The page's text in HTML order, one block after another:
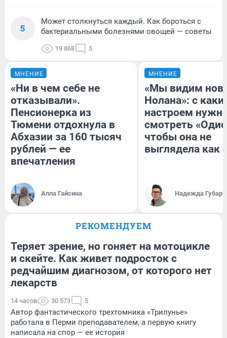
5
Может столкнуться каждый. Как бороться с
бактериальными болезнями овощей — советы
19 868 5
МНЕНИЕ
«Ни в чем себе не
отказывали».
Пенсионерка из
Тюмени отдохнула в
Абхазии за 160 тысяч
рублей — ее
впечатления
Алла Гайсина
МНЕНИЕ
«Мы видим
Нолана»: с
настроем
смотреть
чтобы она не
выглядела как
Надежда Губарь
РЕКОМЕНДУЕМ
Теряет зрение, но гоняет на мотоцикле
и скейте. Как живет подросток с
редчайшим диагнозом, от которого нет
лекарств
14 часов 30 573 5
Автор фантастического трехтомника «Трилунье»
работала в Перми преподавателем, а первую книгу
написала на спор — ее история